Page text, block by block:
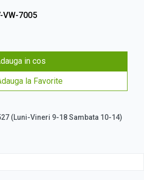
VW-7005
in cos
la Favorite
(Luni-Vineri 9-18 Sambata 10-14)